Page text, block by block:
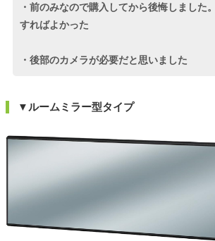
・前のみなので購入してから後悔しました
すればよかった
・後部のカメラが必要だと思いました
▼ルームミラー型タイプ